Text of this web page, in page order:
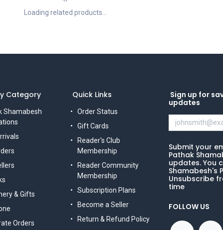
Loading related products...
Category
Shamabesh
& Gifts
Orders
Quick Links
Order Status
Gift Cards
Reader's Club
Membership
Reader Community
Membership
Subscription Plans
Become a Seller
Return & Refund Policy
Sign up for
updates
Submit your
Pathak
updates. You
Shamabesh's
Unsubscribe
time
FOLLOW US